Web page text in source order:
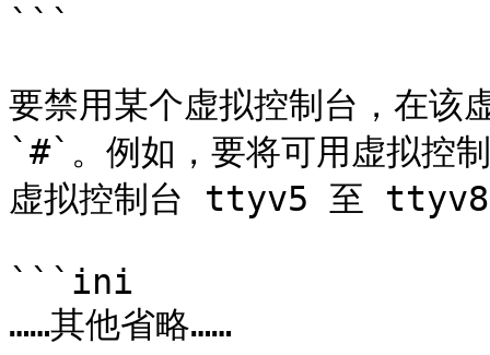
```
要禁用某个虚拟控制台，在该
`#`。例如，要将可用虚拟控
虚拟控制台 ttyv5 至 ttyv8
```ini
……其他省略……